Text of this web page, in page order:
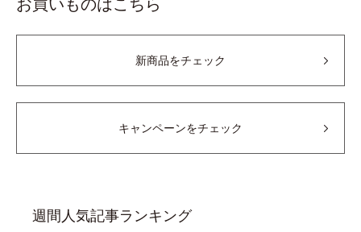
新商品をチェック
キャンペーンをチェック
週間人気記事ランキング